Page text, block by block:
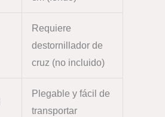
Requiere
destornillador de
cruz (no incluido)
Plegable y fácil de
transportar